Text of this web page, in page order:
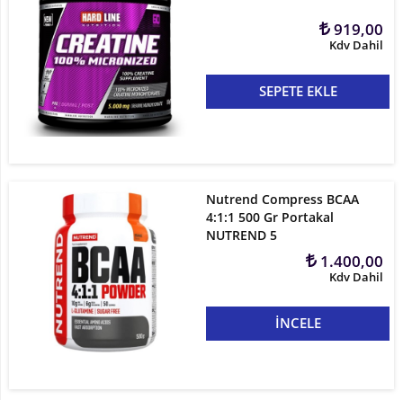
919,00
Kdv Dahil
SEPETE EKLE
Nutrend Compress BCAA
4:1:1 500 Gr Portakal
NUTREND 5
1.400,00
Kdv Dahil
İNCELE